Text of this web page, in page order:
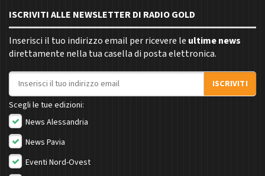
ISCRIVITI ALLE NEWSLETTER DI RADIO GOLD
Inserisci il tuo indirizzo email per ricevere le ultime news
direttamente nella tua casella di posta elettronica.
Indirizzo email
ISCRIVITI
Scegli le tue edizioni:
News Alessandria
News Pavia
Eventi Nord-Ovest